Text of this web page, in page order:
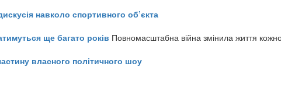
навколо спортивного об’єкта
ще багато років Повномасштабна війна змінила життя
власного політичного шоу